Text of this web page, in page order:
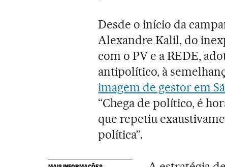
Desde o início da
Alexandre Kalil, do
com o PV e a REDE,
antipolítico, à
imagem de gestor em
“Chega de político, é
que repetiu
política”.